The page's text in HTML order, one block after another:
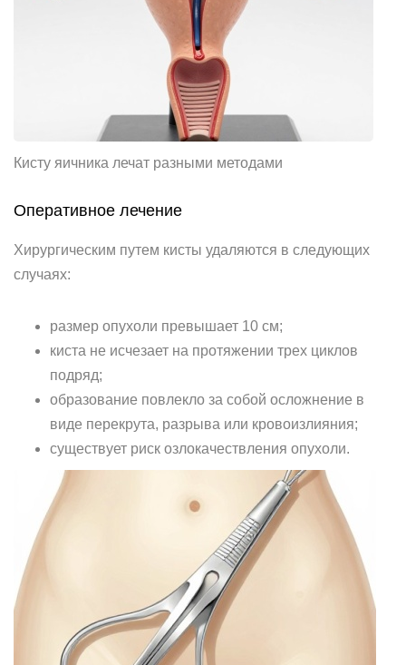
Кисту яичника лечат разными методами
Оперативное лечение
Хирургическим путем кисты удаляются в следующих
случаях:
размер опухоли превышает 10 см;
киста не исчезает на протяжении трех циклов
подряд;
образование повлекло за собой осложнение в
виде перекрута, разрыва или кровоизлияния;
существует риск озлокачествления опухоли.